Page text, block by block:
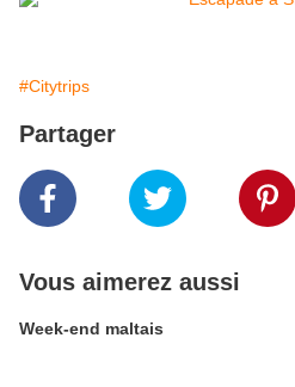
#Citytrips
Partager
Vous aimerez aussi
Week-end maltais